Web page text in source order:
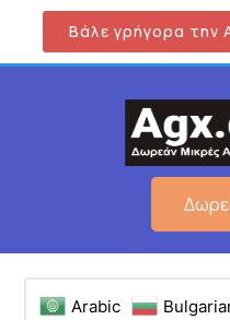
Βάλε γρήγορα την
Arabic